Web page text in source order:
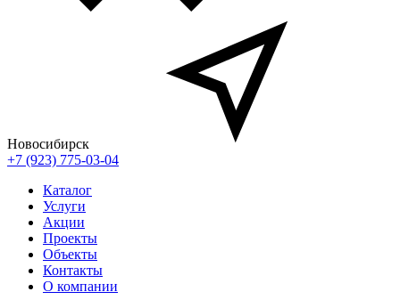
Новосибирск
+7 (923) 775-03-04
Каталог
Услуги
Акции
Проекты
Объекты
Контакты
О компании